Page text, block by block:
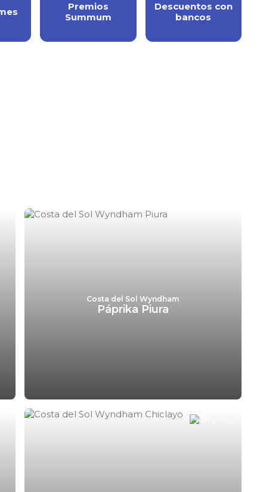
Premios
Summum
Descuentos con
bancos
Costa del Sol Wyndham
Páprika Piura